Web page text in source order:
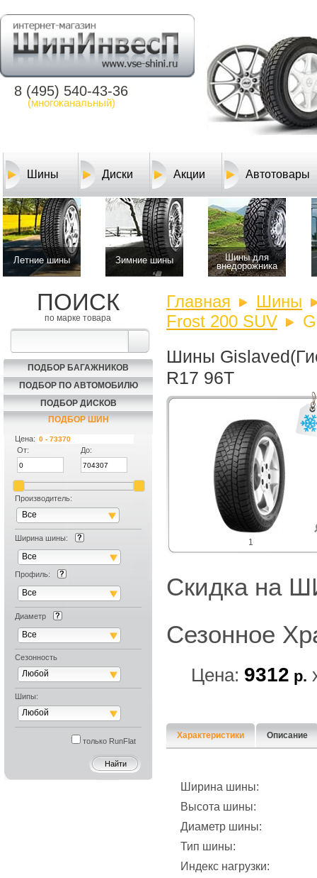
8 (495) 540-43-36
(многоканальный)
Шины Диски Акции Автотовары
Летние шины Зимние шины
Шины для
внедорожника
ПОИСК
по марке товара
ПОДБОР БАГАЖНИКОВ
ПОДБОР ПО АВТОМОБИЛЮ
ПОДБОР ДИСКОВ
ПОДБОР ШИН
Цена:
От:
До:
Производитель:
Все
Ширина шины:
Все
Профиль:
Все
Диаметр
Все
Сезонность
Любой
Шипы:
Любой
только RunFlat
Главная
Шины
Frost 200 SUV
Шины
R17 96T
1
Скидка на
Сезонное
Цена: 9312 р.
Характеристики Описание
Ширина шины:
Высота шины:
Диаметр шины:
Тип шины:
Индекс нагрузки: